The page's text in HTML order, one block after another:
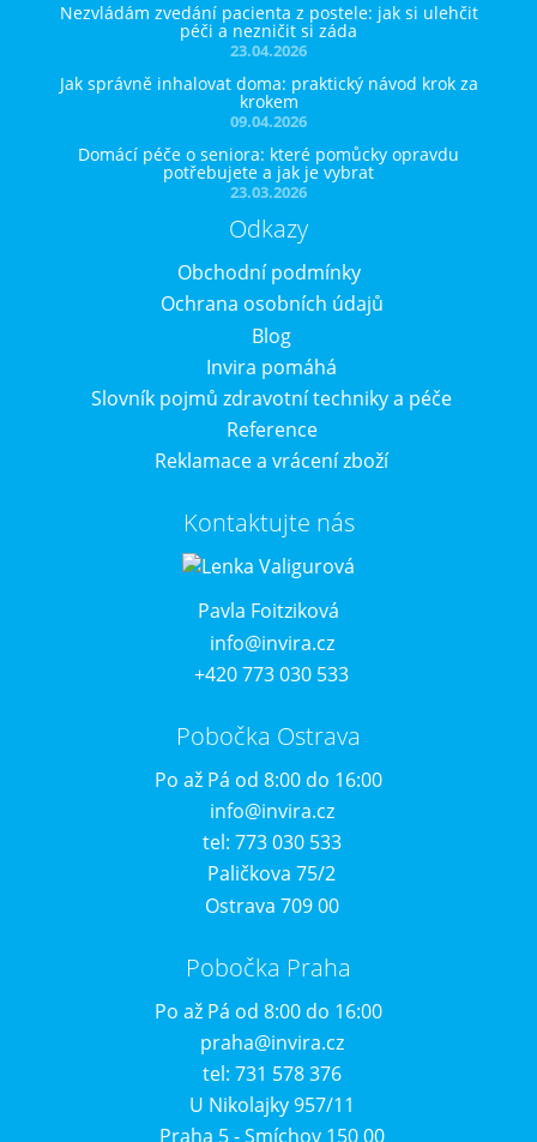
23.04.2026
Nezvládám zvedání pacienta z postele: jak si ulehčit
péči a nezničit si záda
09.04.2026
Jak správně inhalovat doma: praktický návod krok za
krokem
23.03.2026
Domácí péče o seniora: které pomůcky opravdu
potřebujete a jak je vybrat
Odkazy
Obchodní podmínky
Ochrana osobních údajů
Blog
Invira pomáhá
Slovník pojmů zdravotní techniky a péče
Reference
Reklamace a vrácení zboží
Kontaktujte nás
Pavla Foitziková
info@invira.cz
+420 773 030 533
Pobočka Ostrava
Po až Pá od 8:00 do 16:00
info@invira.cz
tel: 773 030 533
Paličkova 75/2
Ostrava 709 00
Pobočka Praha
Po až Pá od 8:00 do 16:00
praha@invira.cz
tel: 731 578 376
U Nikolajky 957/11
Praha 5 - Smíchov 150 00